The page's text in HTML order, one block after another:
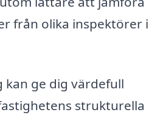
från olika inspektörer i
kan ge dig värdefull
strukturella